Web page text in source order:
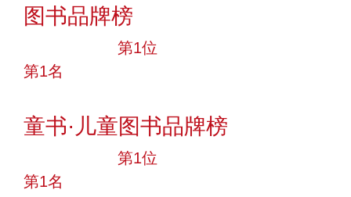
图书品牌榜
第1位
第1名
童书·儿童图书品牌榜
第1位
第1名